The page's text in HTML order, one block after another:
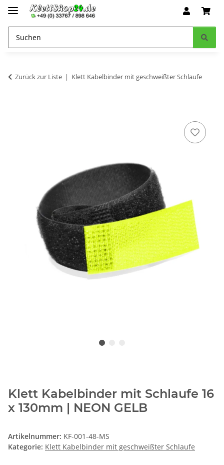
Zurück zur Liste Klett Kabelbinder mit geschweißter Schlaufe
Klett Kabelbinder mit Schlaufe 16
x 130mm | NEON GELB
Artikelnummer: KF-001-48-MS
Kategorie: Klett Kabelbinder mit geschweißter Schlaufe